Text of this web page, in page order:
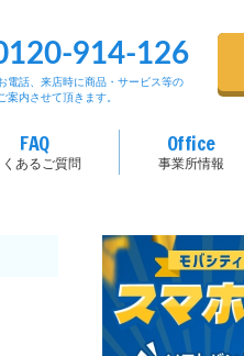
914-126
電話、来店時に商品・サービス等の
案内させて頂きます。
FAQ
くあるご質問
Office
事業所情報